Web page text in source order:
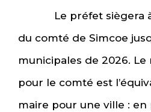
Le préfet siègera à
du comté de Simcoe
municipales de 2026. Le
pour le comté est
maire pour une ville :